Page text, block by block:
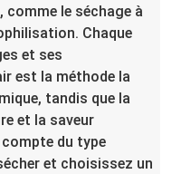
le séchage à
Chaque
et ses
est la méthode la
tandis que la
et la saveur
du type
et choisissez un